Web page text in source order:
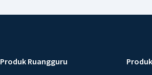
Produk Ruangguru